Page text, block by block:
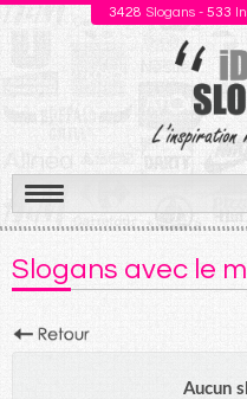
3428 Slogans - 533
Aller
au
contenu
Slogans avec le
Aucun